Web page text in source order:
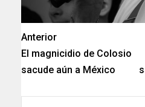
Anterior
El magnicidio de Colosio
sacude aún a México